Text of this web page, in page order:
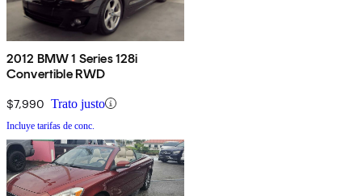
2012 BMW 1 Series 128i
Convertible RWD
$7,990 Trato justo
Incluye tarifas de conc.